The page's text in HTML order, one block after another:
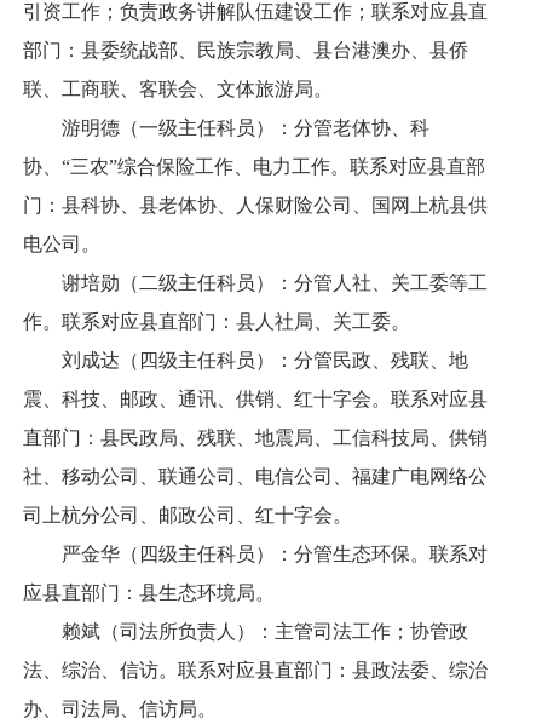
引资工作；负责政务讲解队伍建设工作；联系对应县直
部门：县委统战部、民族宗教局、县台港澳办、县侨
联、工商联、客联会、文体旅游局。
游明德（一级主任科员）：分管老体协、科
协、“三农”综合保险工作、电力工作。联系对应县直部
门：县科协、县老体协、人保财险公司、国网上杭县供
电公司。
谢培勋（二级主任科员）：分管人社、关工委等工
作。联系对应县直部门：县人社局、关工委。
刘成达（四级主任科员）：分管民政、残联、地
震、科技、邮政、通讯、供销、红十字会。联系对应县
直部门：县民政局、残联、地震局、工信科技局、供销
社、移动公司、联通公司、电信公司、福建广电网络公
司上杭分公司、邮政公司、红十字会。
严金华（四级主任科员）：分管生态环保。联系对
应县直部门：县生态环境局。
赖斌（司法所负责人）：主管司法工作；协管政
法、综治、信访。联系对应县直部门：县政法委、综治
办、司法局、信访局。